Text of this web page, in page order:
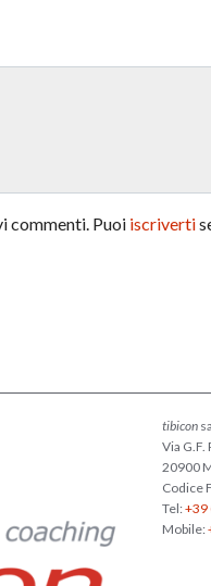
commenti. Puoi iscriverti
tibicon
Via
20900
Codice
Tel:+39
Mobile: